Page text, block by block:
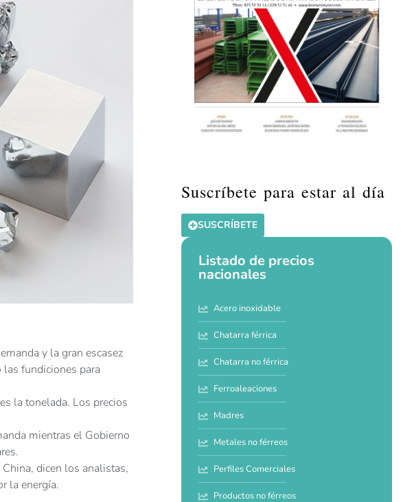
y la gran escasez
fundiciones para
la tonelada. Los precios
mientras el Gobierno
dicen los analistas,
la energía.
Suscríbete para estar al día
SUSCRÍBETE
Listado de precios
nacionales
Acero inoxidable
Chatarra férrica
Chatarra no férrica
Ferroaleaciones
Madres
Metales no férreos
Perfiles Comerciales
Productos no férreos